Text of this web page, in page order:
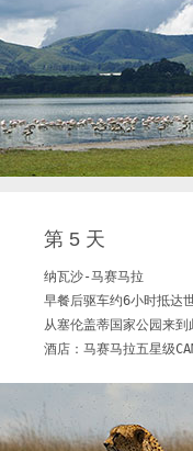
第 5 天
纳瓦沙-马赛马拉
早餐后驱车约6小时抵达
从塞伦盖蒂国家公园来
酒店：马赛马拉五星级